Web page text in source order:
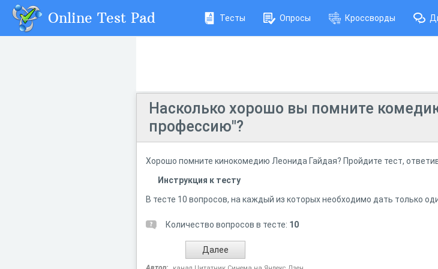
Online Test Pad Тесты Опросы Кроссворды
Насколько хорошо вы помните
профессию"?
Хорошо помните кинокомедию Леонида Гайдая? Пройдите тест,
Инструкция к тесту
В тесте 10 вопросов, на каждый из которых необходимо дать только
Количество вопросов в тесте: 10